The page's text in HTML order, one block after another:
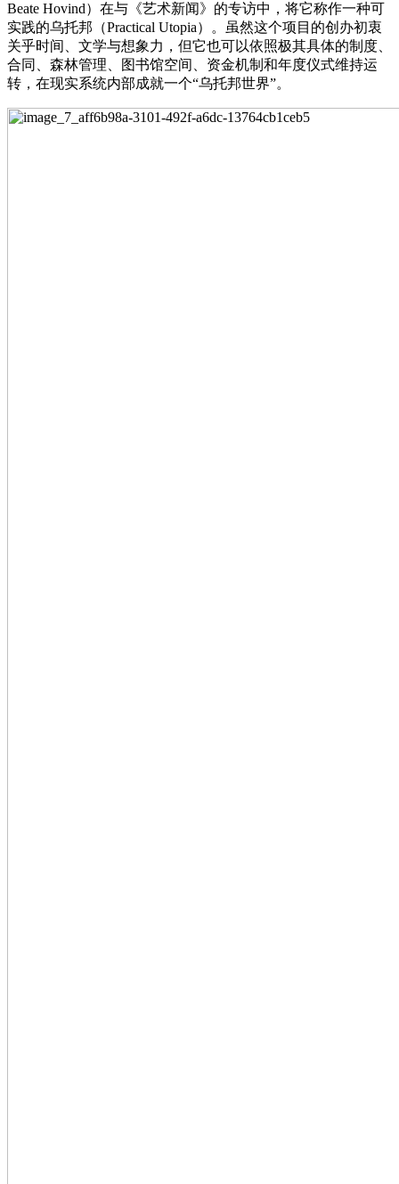
Beate Hovind）在与《艺术新闻》的专访中，将它称作一种可
实践的乌托邦（Practical Utopia）。虽然这个项目的创办初衷
关乎时间、文学与想象力，但它也可以依照极其具体的制度、
合同、森林管理、图书馆空间、资金机制和年度仪式维持运
转，在现实系统内部成就一个“乌托邦世界”。